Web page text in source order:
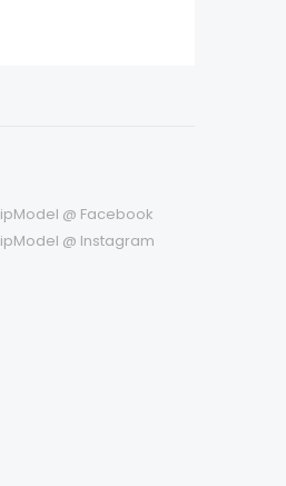
@ Facebook
@ Instagram